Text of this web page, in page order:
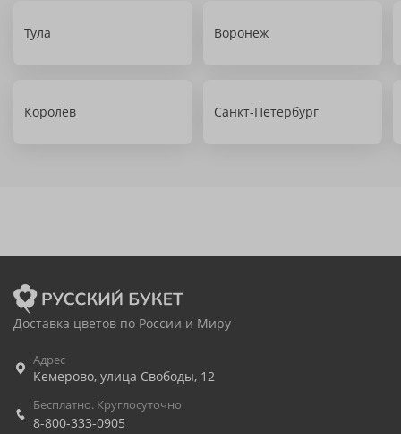
Тула Воронеж
Королёв Санкт-Петербург
Доставка цветов по России и Миру
Адрес
Кемерово, улица Свободы, 12
Бесплатно. Круглосуточно
8-800-333-0905